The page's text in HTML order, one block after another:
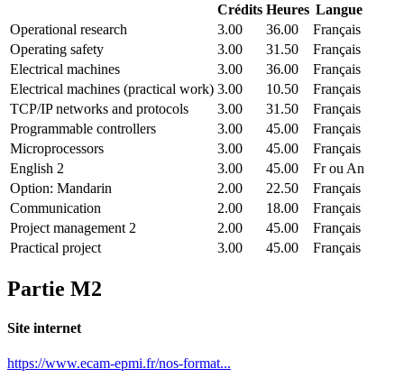
Crédits Heures Langue
Operational research
3.00 36.00
Français
Operating safety
3.00 31.50
Français
Electrical machines
3.00 36.00
Français
Electrical machines (practical work) 3.00 10.50
Français
TCP/IP networks and protocols
3.00 31.50
Français
Programmable controllers
3.00 45.00
Français
Microprocessors
3.00 45.00
Français
English 2
3.00 45.00
Fr ou An
Option: Mandarin
2.00 22.50
Français
Communication
2.00 18.00
Français
Project management 2
2.00 45.00
Français
Practical project
3.00 45.00 Français
Partie M2
Site internet
https://www.ecam-epmi.fr/nos-format...